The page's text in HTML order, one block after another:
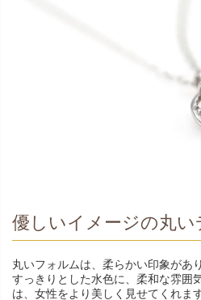
優しいイメージの丸い
丸いフォルムは、柔らかい印象があ
すっきりとした水色に、柔和な雰囲
は、女性をより美しく見せてくれます